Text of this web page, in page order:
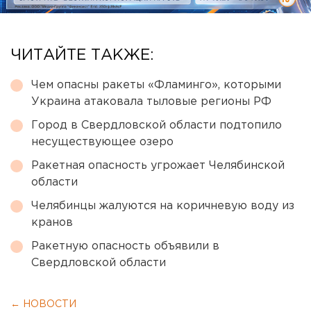
ЧИТАЙТЕ ТАКЖЕ:
Чем опасны ракеты «Фламинго», которыми
Украина атаковала тыловые регионы РФ
Город в Свердловской области подтопило
несуществующее озеро
Ракетная опасность угрожает Челябинской
области
Челябинцы жалуются на коричневую воду из
кранов
Ракетную опасность объявили в
Свердловской области
← НОВОСТИ